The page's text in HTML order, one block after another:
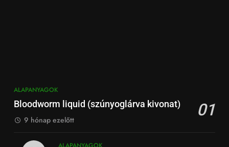
ALAPANYAGOK
Bloodworm liquid (szúnyoglárva kivonat) 01
9 hónap ezelőtt